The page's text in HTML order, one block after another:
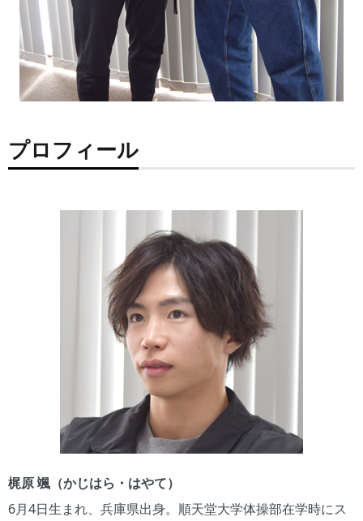
プロフィール
梶原 颯（かじはら・はやて）
6月4日生まれ、兵庫県出身。順天堂大学体操部在学時にス